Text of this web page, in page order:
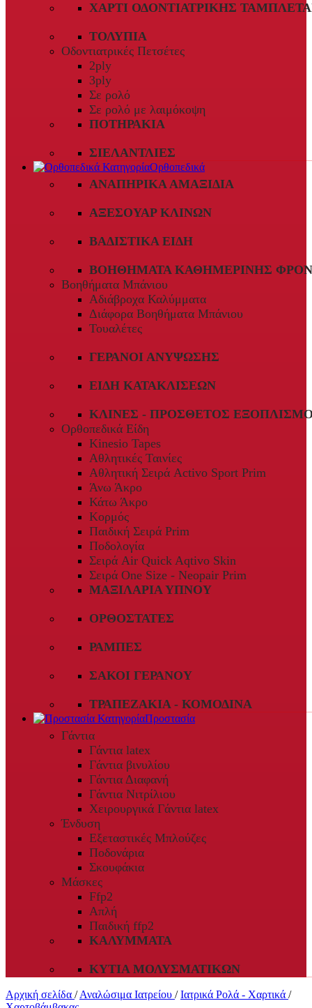
ΧΑΡΤΊ ΟΔΟΝΤΙΑΤΡΙΚΉΣ
ΤΟΛΎΠΙΑ
Οδοντιατρικές Πετσέτες
2ply
3ply
Σε ρολό
Σε ρολό με λαιμόκοψη
ΠΟΤΗΡΆΚΙΑ
ΣΙΕΛΑΝΤΛΊΕΣ
Ορθοπεδικά
ΑΝΑΠΗΡΙΚΆ ΑΜΑΞΊΔΙΑ
ΑΞΕΣΟΥΆΡ ΚΛΙΝΏΝ
ΒΑΔΙΣΤΙΚΆ ΕΊΔΗ
ΒΟΗΘΉΜΑΤΑ ΚΑΘΗΜΕΡΙΝΉΣ
Βοηθήματα Μπάνιου
Αδιάβροχα Καλύμματα
Διάφορα Βοηθήματα Μπάνιου
Τουαλέτες
ΓΕΡΑΝΟΊ ΑΝΎΨΩΣΗΣ
ΕΊΔΗ ΚΑΤΑΚΛΊΣΕΩΝ
ΚΛΊΝΕΣ - ΠΡΌΣΘΕΤΟΣ
Ορθοπεδικά Είδη
Kinesio Tapes
Αθλητικές Ταινίες
Αθλητική Σειρά Activo Sport Prim
Άνω Άκρο
Κάτω Άκρο
Κορμός
Παιδική Σειρά Prim
Ποδολογία
Σειρά Air Quick Aqtivo Skin
Σειρά One Size - Neopair Prim
ΜΑΞΙΛΆΡΙΑ ΎΠΝΟΥ
ΟΡΘΟΣΤΆΤΕΣ
ΡΆΜΠΕΣ
ΣΆΚΟΙ ΓΕΡΑΝΟΎ
ΤΡΑΠΕΖΆΚΙΑ - ΚΟΜΟΔΊΝΑ
Προστασία
Γάντια
Γάντια latex
Γάντια βινυλίου
Γάντια Διαφανή
Γάντια Νιτρίλιου
Χειρουργικά Γάντια latex
Ένδυση
Εξεταστικές Μπλούζες
Ποδονάρια
Σκουφάκια
Μάσκες
Ffp2
Απλή
Παιδική ffp2
ΚΑΛΎΜΜΑΤΑ
ΚΥΤΊΑ ΜΟΛΥΣΜΑΤΙΚΏΝ
Αρχική σελίδα / Αναλώσιμα Ιατρείου / Ιατρικά Ρολά - Χαρτικά /